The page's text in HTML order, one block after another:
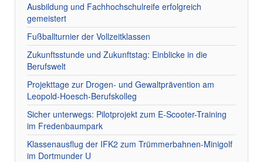
Ausbildung und Fachhochschulreife erfolgreich
gemeistert
Fußballturnier der Vollzeitklassen
Zukunftsstunde und Zukunftstag: Einblicke in die
Berufswelt
Projekttage zur Drogen- und Gewaltprävention am
Leopold-Hoesch-Berufskolleg
Sicher unterwegs: Pilotprojekt zum E-Scooter-Training
im Fredenbaumpark
Klassenausflug der IFK2 zum Trümmerbahnen-Minigolf
im Dortmunder U